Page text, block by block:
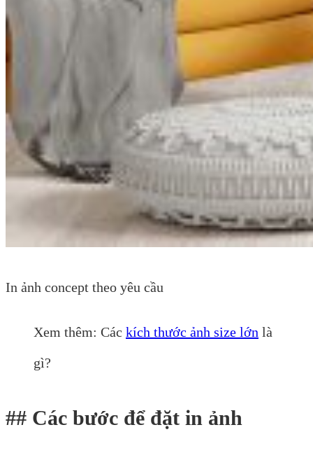
In ảnh concept theo yêu cầu
Xem thêm: Các kích thước ảnh size lớn là
gì?
## Các bước để đặt in ảnh